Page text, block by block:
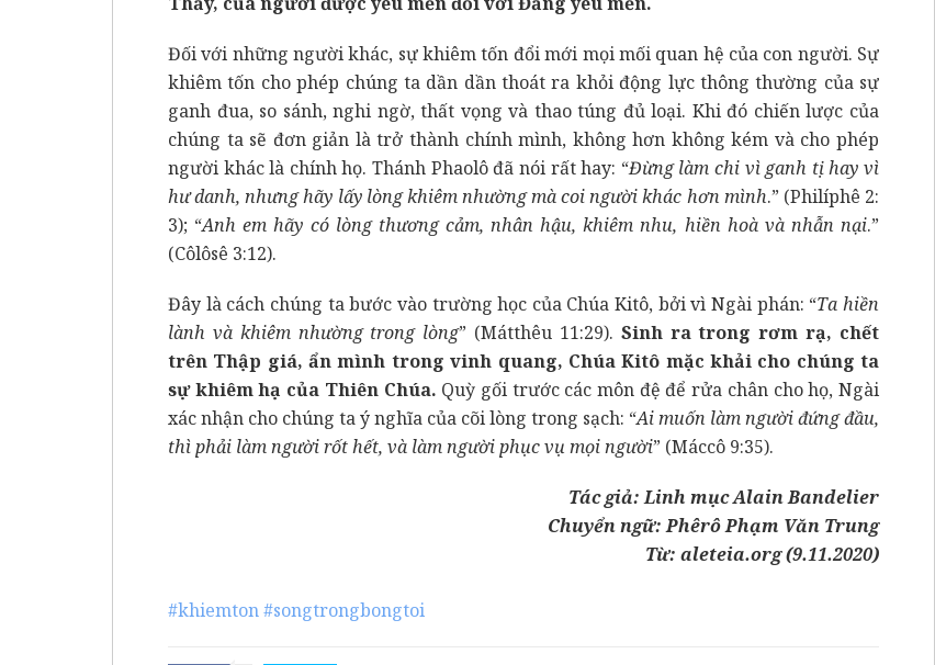
Đối với những người khác, sự khiêm tốn đổi mới mọi mối quan hệ của con người. Sự
khiêm tốn cho phép chúng ta dần dần thoát ra khỏi động lực thông thường của sự
ganh đua, so sánh, nghi ngờ, thất vọng và thao túng đủ loại. Khi đó chiến lược của
chúng ta sẽ đơn giản là trở thành chính mình, không hơn không kém và cho phép
người khác là chính họ. Thánh Phaolô đã nói rất hay: “Đừng làm chi vì ganh tị hay vì
hư danh, nhưng hãy lấy lòng khiêm nhường mà coi người khác hơn mình.” (Philíphê 2:
3); “Anh em hãy có lòng thương cảm, nhân hậu, khiêm nhu, hiền hoà và nhẫn nại.”
(Côlôsê 3:12).
Đây là cách chúng ta bước vào trường học của Chúa Kitô, bởi vì Ngài phán: “Ta hiền
lành và khiêm nhường trong lòng” (Mátthêu 11:29). Sinh ra trong rơm rạ, chết
trên Thập giá, ẩn mình trong vinh quang, Chúa Kitô mặc khải cho chúng ta
sự khiêm hạ của Thiên Chúa. Quỳ gối trước các môn đệ để rửa chân cho họ, Ngài
xác nhận cho chúng ta ý nghĩa của cõi lòng trong sạch: “Ai muốn làm người đứng đầu,
thì phải làm người rốt hết, và làm người phục vụ mọi người” (Máccô 9:35).
Tác giả: Linh mục Alain Bandelier
Chuyển ngữ: Phêrô Phạm Văn Trung
Từ: aleteia.org (9.11.2020)
#khiemton#songtrongbongtoi